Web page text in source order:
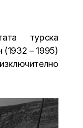
турска
– 1995)